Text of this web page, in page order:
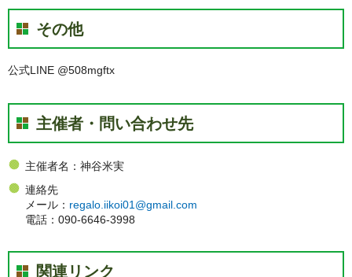
その他
公式LINE @508mgftx
主催者・問い合わせ先
主催者名：神谷米実
連絡先
メール： regalo.iikoi01@gmail.com
電話：090-6646-3998
関連リンク